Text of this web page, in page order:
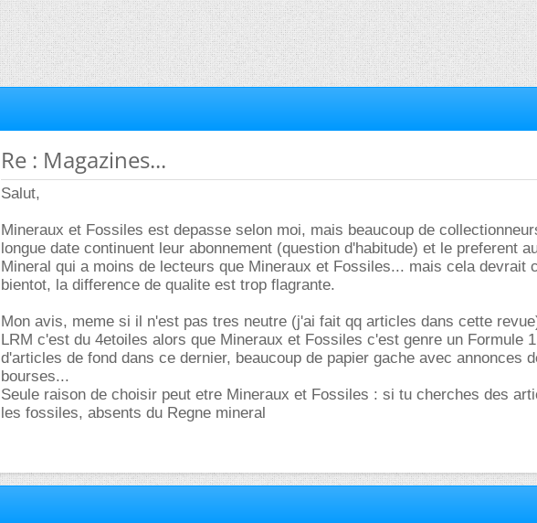
Re : Magazines...
Salut,
Mineraux et Fossiles est depasse selon moi, mais beaucoup de
longue date continuent leur abonnement (question d'habitude) et le preferent
Mineral qui a moins de lecteurs que Mineraux et Fossiles... mais cela devrait
bientot, la difference de qualite est trop flagrante.
Mon avis, meme si il n'est pas tres neutre (j'ai fait qq articles dans cette
LRM c'est du 4etoiles alors que Mineraux et Fossiles c'est genre un Formule
d'articles de fond dans ce dernier, beaucoup de papier gache avec annonces
bourses...
Seule raison de choisir peut etre Mineraux et Fossiles : si tu cherches des
les fossiles, absents du Regne mineral